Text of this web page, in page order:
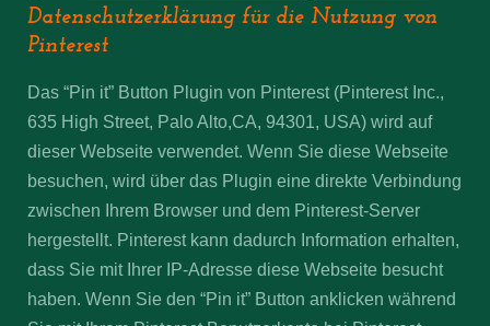
Datenschutzerklärung für die Nutzung von
Pinterest
Das “Pin it” Button Plugin von Pinterest (Pinterest Inc.,
635 High Street, Palo Alto,CA, 94301, USA) wird auf
dieser Webseite verwendet. Wenn Sie diese Webseite
besuchen, wird über das Plugin eine direkte Verbindung
zwischen Ihrem Browser und dem Pinterest-Server
hergestellt. Pinterest kann dadurch Information erhalten,
dass Sie mit Ihrer IP-Adresse diese Webseite besucht
haben. Wenn Sie den “Pin it” Button anklicken während